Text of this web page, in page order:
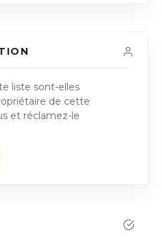
liste sont-elles
de cette
et réclamez-le